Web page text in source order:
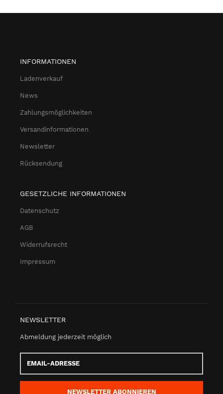
INFORMATIONEN
Ladenverkauf
News
Zahlungsmöglichkeiten
Versandinformationen
Newsletter
Rücksendung
GESETZLICHE INFORMATIONEN
Datenschutz
AGB
Widerrufsrecht
Impressum
NEWSLETTER
Abmeldung jederzeit möglich
Adresse
NEWSLETTER ABONNIEREN